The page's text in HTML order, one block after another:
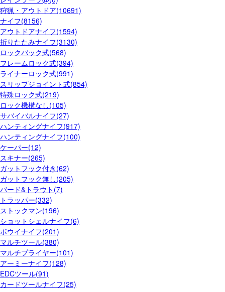
狩猟・アウトドア(10691)
ナイフ(8156)
アウトドアナイフ(1594)
折りたたみナイフ(3130)
ロックバック式(568)
フレームロック式(394)
ライナーロック式(991)
スリップジョイント式(854)
特殊ロック式(219)
ロック機構なし(105)
サバイバルナイフ(27)
ハンティングナイフ(917)
ハンティングナイフ(100)
ケーパー(12)
スキナー(265)
ガットフック付き(62)
ガットフック無し(205)
バード&トラウト(7)
トラッパー(332)
ストックマン(196)
ショットシェルナイフ(6)
ボウイナイフ(201)
マルチツール(380)
マルチプライヤー(101)
アーミーナイフ(128)
EDCツール(91)
カードツールナイフ(25)